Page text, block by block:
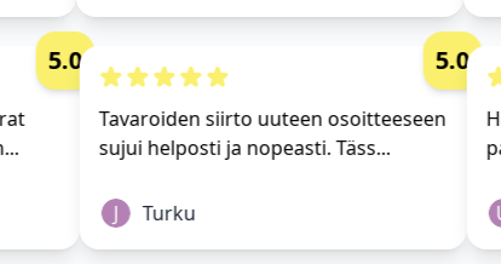
5.0
Tavaroiden siirto uuteen osoitteeseen
sujui helposti ja nopeasti. Täss...
J Turku
5.0